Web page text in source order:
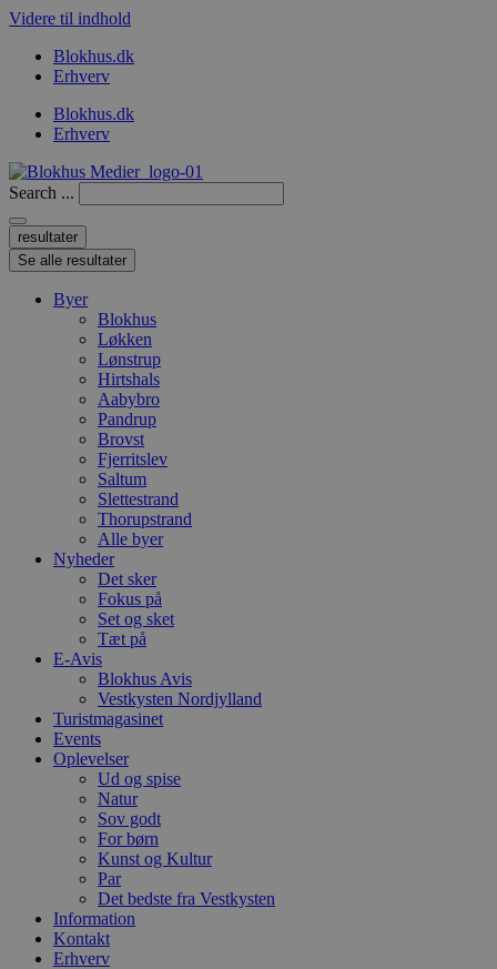
Videre til indhold
Blokhus.dk
Erhverv
Blokhus.dk
Erhverv
Search ...
resultater
Se alle resultater
Byer
Blokhus
Løkken
Lønstrup
Hirtshals
Aabybro
Pandrup
Brovst
Fjerritslev
Saltum
Slettestrand
Thorupstrand
Alle byer
Nyheder
Det sker
Fokus på
Set og sket
Tæt på
E-Avis
Blokhus Avis
Vestkysten Nordjylland
Turistmagasinet
Events
Oplevelser
Ud og spise
Natur
Sov godt
For børn
Kunst og Kultur
Par
Det bedste fra Vestkysten
Information
Kontakt
Erhverv